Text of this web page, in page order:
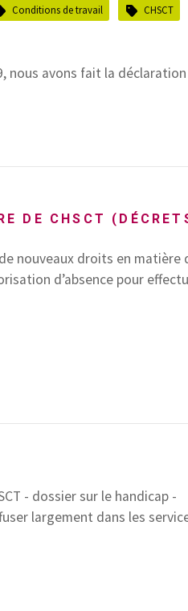
Conditions de travail CHSCT
nous avons fait la
DE CHSCT
nouveaux droits en
d’absence pour
- dossier sur le handicap -
largement dans les